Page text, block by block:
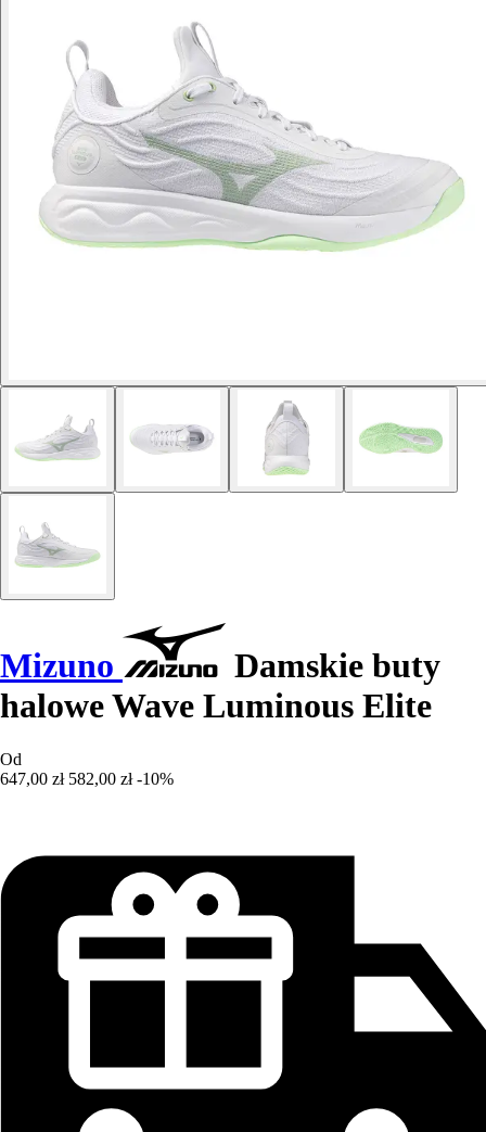
Mizuno
Damskie buty
halowe Wave Luminous Elite
Od
647,00 zł 582,00 zł -10%